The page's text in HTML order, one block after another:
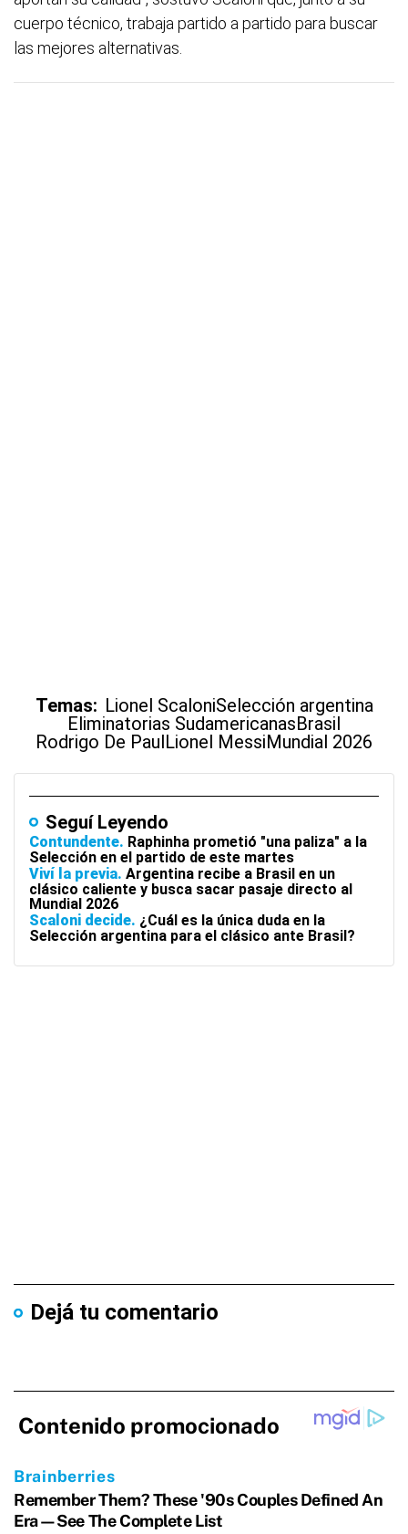
cuerpo técnico, trabaja partido a partido para buscar
las mejores alternativas.
Temas: Lionel ScaloniSelección argentina
Eliminatorias SudamericanasBrasil
Rodrigo De PaulLionel MessiMundial 2026
Seguí Leyendo
Contundente Raphinha prometió "una paliza" a la
Selección en el partido de este martes
Viví la previa Argentina recibe a Brasil en un
clásico caliente y busca sacar pasaje directo al
Mundial 2026
Scaloni decide ¿Cuál es la única duda en la
Selección argentina para el clásico ante Brasil?
Dejá tu comentario